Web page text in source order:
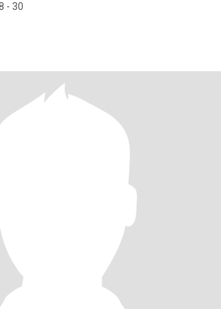
- 30